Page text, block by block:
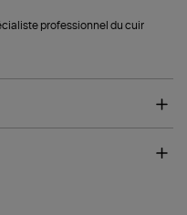
professionnel du cuir